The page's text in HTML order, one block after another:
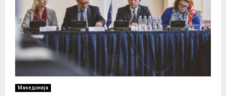
Македонија